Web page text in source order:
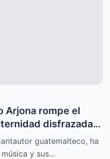
Arjona rompe el
disfrazada
que nadie
guatemalteco, ha
y sus…